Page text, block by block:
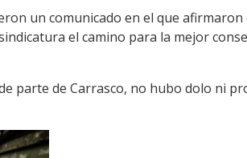
un comunicado en el que
el camino para la mejor
parte de Carrasco, no hubo dolo ni